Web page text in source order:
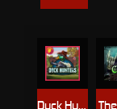
Duck Hunters